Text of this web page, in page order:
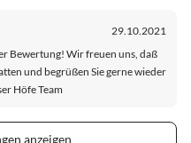
29.10.2021
Bewertung! Wir freuen uns, daß
und begrüßen Sie gerne wieder
Höfe Team
anzeigen